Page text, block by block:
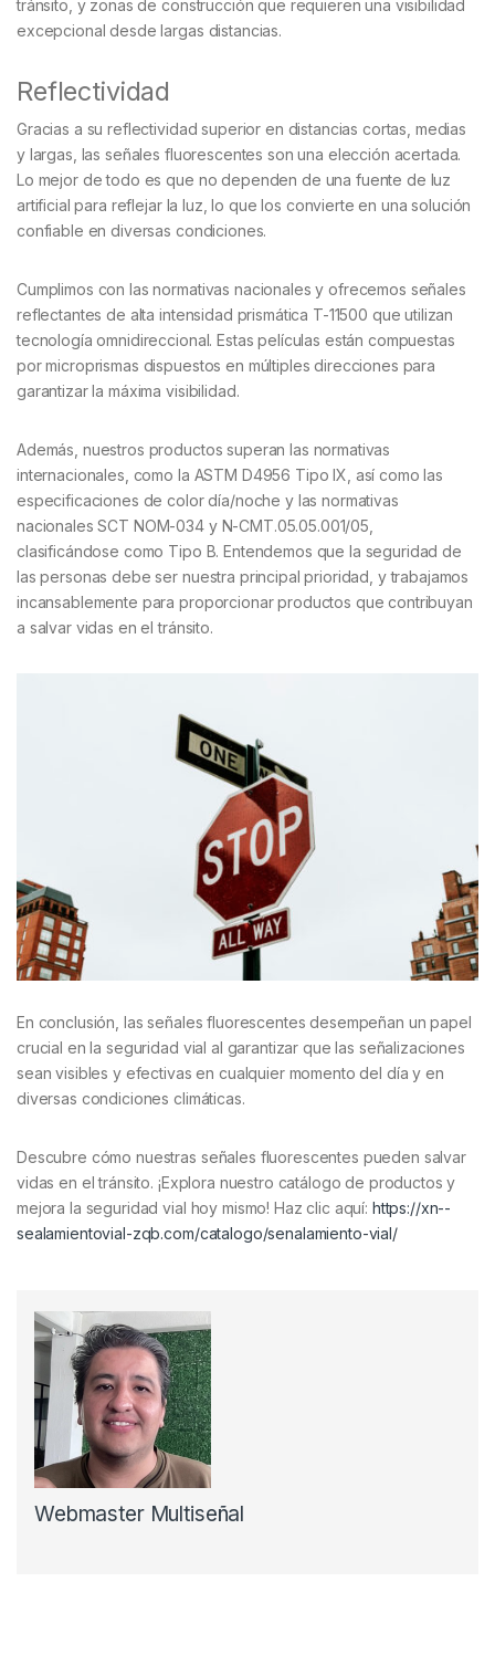
tránsito, y zonas de construcción que requieren una visibilidad
excepcional desde largas distancias.
Reflectividad
Gracias a su reflectividad superior en distancias cortas, medias
y largas, las señales fluorescentes son una elección acertada.
Lo mejor de todo es que no dependen de una fuente de luz
artificial para reflejar la luz, lo que los convierte en una solución
confiable en diversas condiciones.
Cumplimos con las normativas nacionales y ofrecemos señales
reflectantes de alta intensidad prismática T-11500 que utilizan
tecnología omnidireccional. Estas películas están compuestas
por microprismas dispuestos en múltiples direcciones para
garantizar la máxima visibilidad.
Además, nuestros productos superan las normativas
internacionales, como la ASTM D4956 Tipo IX, así como las
especificaciones de color día/noche y las normativas
nacionales SCT NOM-034 y N-CMT.05.05.001/05,
clasificándose como Tipo B. Entendemos que la seguridad de
las personas debe ser nuestra principal prioridad, y trabajamos
incansablemente para proporcionar productos que contribuyan
a salvar vidas en el tránsito.
En conclusión, las señales fluorescentes desempeñan un papel
crucial en la seguridad vial al garantizar que las señalizaciones
sean visibles y efectivas en cualquier momento del día y en
diversas condiciones climáticas.
Descubre cómo nuestras señales fluorescentes pueden salvar
vidas en el tránsito. ¡Explora nuestro catálogo de productos y
mejora la seguridad vial hoy mismo! Haz clic aquí: https://xn--
sealamientovial-zqb.com/catalogo/senalamiento-vial/
Webmaster Multiseñal